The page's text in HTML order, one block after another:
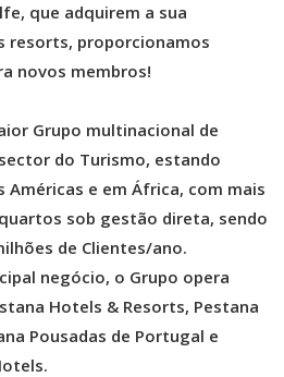
que adquirem a sua
resorts, proporcionamos
novos membros!
Grupo multinacional de
do Turismo, estando
Américas e em África, com mais
sob gestão direta, sendo
de Clientes/ano.
negócio, o Grupo opera
Hotels & Resorts, Pestana
Pousadas de Portugal e